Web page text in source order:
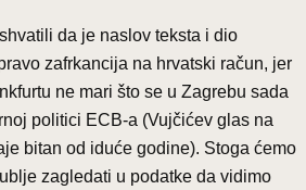
da je naslov teksta i dio
zafrkancija na hrvatski račun, jer
ne mari što se u Zagrebu sada
politici ECB-a (Vujčićev glas na
bitan od iduće godine). Stoga ćemo
zagledati u podatke da vidimo